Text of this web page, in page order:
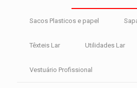
Sacos Plasticos e papel
Têxteis Lar Utilidades Lar
Vestuário Profissional